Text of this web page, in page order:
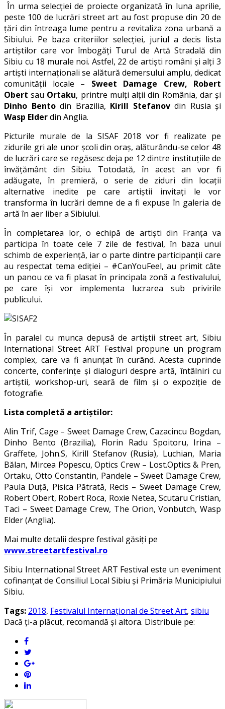
În urma selecției de proiecte organizată în luna aprilie,
peste 100 de lucrări street art au fost propuse din 20 de
țări din întreaga lume pentru a revitaliza zona urbană a
Sibiului. Pe baza criteriilor selecției, juriul a decis lista
artiștilor care vor îmbogăți Turul de Artă Stradală din
Sibiu cu 18 murale noi. Astfel, 22 de artiști români și alți 3
artiști internaționali se alătură demersului amplu, dedicat
comunității locale – Sweet Damage Crew, Robert
Obert sau Ortaku, printre mulți alții din România, dar și
Dinho Bentodin Brazilia, Kirill Stefanovdin Rusia și
Wasp Elderdin Anglia.
Picturile murale de la SISAF 2018 vor fi realizate pe
zidurile gri ale unor școli din oraș, alăturându-se celor 48
de lucrări care se regăsesc deja pe 12 dintre instituțiile de
învățământ din Sibiu. Totodată, în acest an vor fi
adăugate, în premieră, o serie de ziduri din locații
alternative inedite pe care artiștii invitați le vor
transforma în lucrări demne de a fi expuse în galeria de
artă în aer liber a Sibiului.
În completarea lor, o echipă de artiști din Franța va
participa în toate cele 7 zile de festival, în baza unui
schimb de experiență, iar o parte dintre participanții care
au respectat tema ediției – #CanYouFeel, au primit câte
un panou ce va fi plasat în principala zonă a festivalului,
pe care își vor implementa lucrarea sub privirile
publicului.
În paralel cu munca depusă de artiștii street art, Sibiu
International Street ART Festival propune un program
complex, care va fi anunțat în curând. Acesta cuprinde
concerte, conferințe și dialoguri despre artă, întâlniri cu
artiștii, workshop-uri, seară de film și o expoziție de
fotografie.
Lista completă a artiștilor:
Alin Trif, Cage – Sweet Damage Crew, Cazacincu Bogdan,
Dinho Bento (Brazilia), Florin Radu Spoitoru, Irina –
Graffete, John.S, Kirill Stefanov (Rusia), Luchian, Maria
Bălan, Mircea Popescu, Optics Crew – Lost.Optics & Pren,
Ortaku, Otto Constantin, Pandele – Sweet Damage Crew,
Paula Duță, Pisica Pătrată, Recis – Sweet Damage Crew,
Robert Obert, Robert Roca, Roxie Netea, Scutaru Cristian,
Taci – Sweet Damage Crew, The Orion, Vonbutch, Wasp
Elder (Anglia).
Mai multe detalii despre festival găsiți pe
www.streetartfestival.ro
Sibiu International Street ART Festival este un eveniment
cofinanțat de Consiliul Local Sibiu și Primăria Municipiului
Sibiu.
Tags: 2018, Festivalul Internațional de Street Art, sibiu
Dacă ți-a plăcut, recomandă și altora. Distribuie pe: